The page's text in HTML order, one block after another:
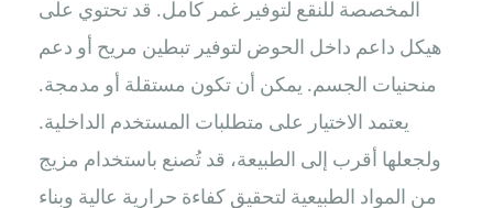
المخصصة للنقع لتوفير غمر كامل. قد تحتوي على
هيكل داعم داخل الحوض لتوفير تبطين مريح أو دعم
منحنيات الجسم. يمكن أن تكون مستقلة أو مدمجة.
يعتمد الاختيار على متطلبات المستخدم الداخلية.
ولجعلها أقرب إلى الطبيعة، قد تُصنع باستخدام مزيج
من المواد الطبيعية لتحقيق كفاءة حرارية عالية وبناء